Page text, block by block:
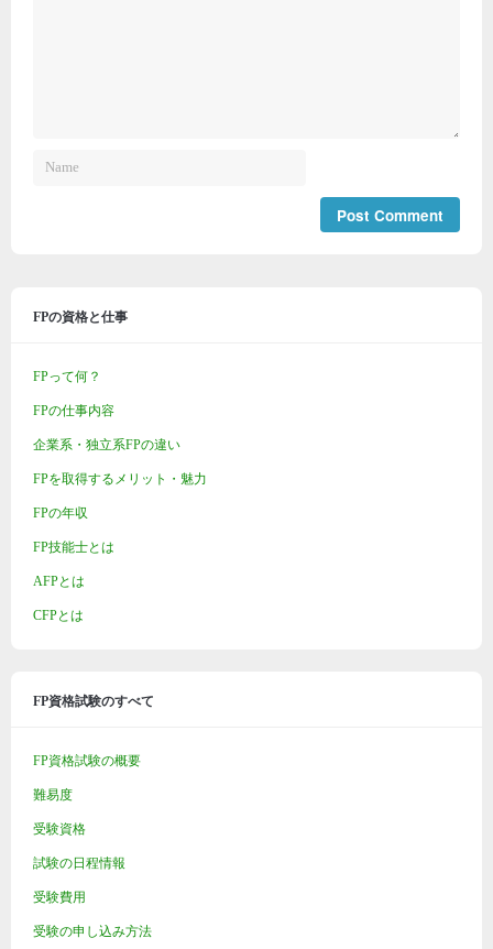
FPの資格と仕事
FPって何？
FPの仕事内容
企業系・独立系FPの違い
FPを取得するメリット・魅力
FPの年収
FP技能士とは
AFPとは
CFPとは
FP資格試験のすべて
FP資格試験の概要
難易度
受験資格
試験の日程情報
受験費用
受験の申し込み方法